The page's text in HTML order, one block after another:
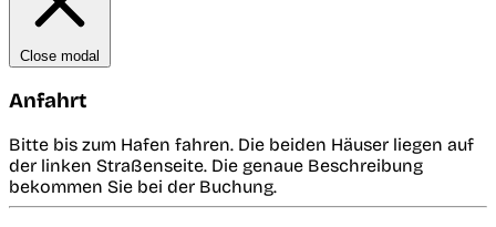
Close modal
Anfahrt
Bitte bis zum Hafen fahren. Die beiden Häuser liegen auf
der linken Straßenseite. Die genaue Beschreibung
bekommen Sie bei der Buchung.